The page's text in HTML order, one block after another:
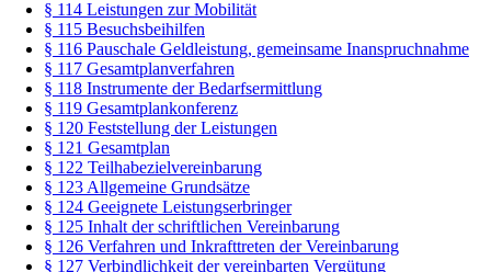
§ 114 Leistungen zur Mobilität
§ 115 Besuchsbeihilfen
§ 116 Pauschale Geldleistung, gemeinsame Inanspruchnahme
§ 117 Gesamtplanverfahren
§ 118 Instrumente der Bedarfsermittlung
§ 119 Gesamtplankonferenz
§ 120 Feststellung der Leistungen
§ 121 Gesamtplan
§ 122 Teilhabezielvereinbarung
§ 123 Allgemeine Grundsätze
§ 124 Geeignete Leistungserbringer
§ 125 Inhalt der schriftlichen Vereinbarung
§ 126 Verfahren und Inkrafttreten der Vereinbarung
§ 127 Verbindlichkeit der vereinbarten Vergütung